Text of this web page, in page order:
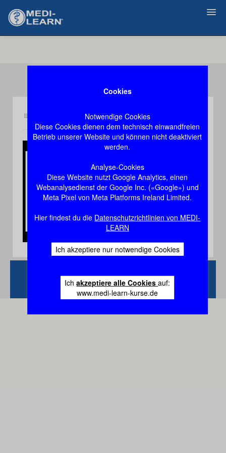
Cookies
Notwendige Cookies
Diese Cookies dienen dem technisch einwandfreien
Betrieb unserer Website und können nicht deaktiviert
werden.
Analyse-Cookies
Diese Website nutzt Google Analytics, einen
Webanalysedienst der Google Inc. («Google») und
Meta Pixel von Meta Platforms Ireland Limited.
Hier findest du die Datenschutzrichtlinien von MEDI-
LEARN
Ich akzeptiere nur notwendige Cookies
Ichakzeptiere alle Cookiesauf:
www.medi-learn-kurse.de
Demozugang, das Video stoppt nach 60 Sekunden
Video
Zurück
Vertrag
widerrufen